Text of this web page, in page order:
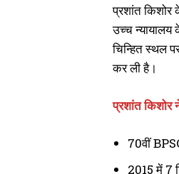
प्रशांत किशोर
उच्च न्यायालय
चिन्हित स्थल
कर ली है।
प्रशांत किशोर
70वीं
2015 में 7